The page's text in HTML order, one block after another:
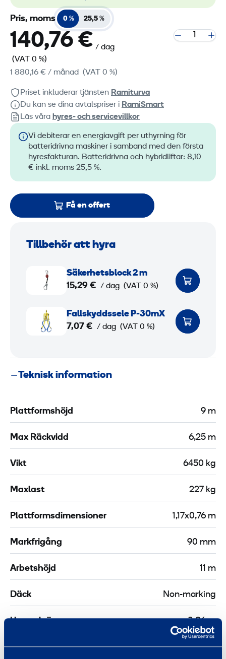
Pris, moms 0 % 25,5 %
140,76 € / dag
(VAT 0 %)
1 880,16 € / månad (VAT 0 %)
Priset inkluderar tjänsten Ramiturva
Du kan se dina avtalspriser i RamiSmart
Läs våra hyres‑ och servicevillkor
Vi debiterar en energiavgift per uthyrning för
batteridrivna maskiner i samband med den första
hyresfakturan. Batteridrivna och hybridliftar: 8,10
€ inkl. moms 25,5 %.
Få en offert
Tillbehör att hyra
s
o
m
Säkerhetsblock 2 m
15,29 € / dag (VAT 0 %)
k
d
e
-
3
0
m
X
Fallskyddssele P-30mX
7,07 € / dag (VAT 0 %)
Teknisk information
Plattformshöjd 9 m
Max Räckvidd 6,25 m
Vikt 6450 kg
Maxlast 227 kg
Plattformsdimensioner 1,17x0,76 m
Markfrigång 90 mm
Arbetshöjd 11 m
Däck Non-marking
Upp och över 3,86 m
Drift Batteri